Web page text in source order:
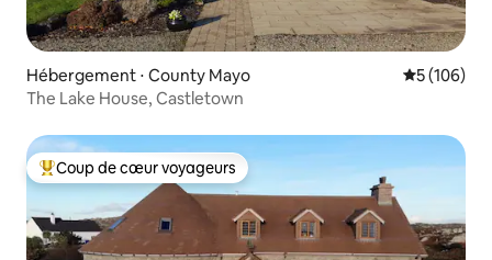
Hébergement ⋅ County Mayo Évaluation
5 (106)
The Lake House, Castletown
Coups de cœur voyageurs les plus appréciés
Coup de cœur voyageurs